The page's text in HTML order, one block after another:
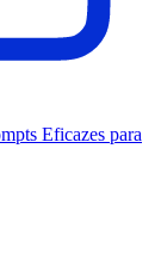
Eficazes para